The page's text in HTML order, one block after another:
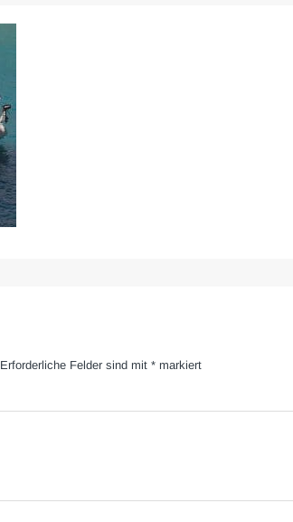
Erforderliche Felder sind mit * markiert